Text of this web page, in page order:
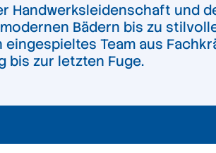
Handwerksleidenschaft und
Bädern bis zu
Team aus
bis zur letzten Fuge.